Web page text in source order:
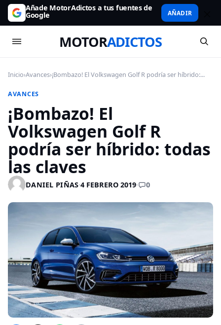
Añade MotorAdictos a tus fuentes de
Google AÑADIR
MOTORADICTOS
Inicio›Avances›¡Bombazo! El Volkswagen Golf R podría ser híbrido:...
AVANCES
¡Bombazo! El
Volkswagen Golf R
podría ser híbrido: todas
las claves
DANIEL PIÑAS·4 FEBRERO 2019· 0